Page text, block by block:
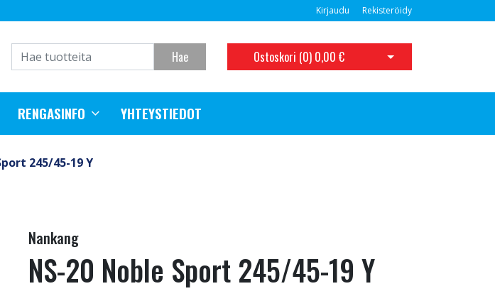
Kirjaudu Rekisteröidy
Hae Ostoskori (0) 0,00 € Avaa ostoskori
RENGASINFO YHTEYSTIEDOT
245/45-19 Y
Nankang
NS-20 Noble Sport 245/45-19 Y